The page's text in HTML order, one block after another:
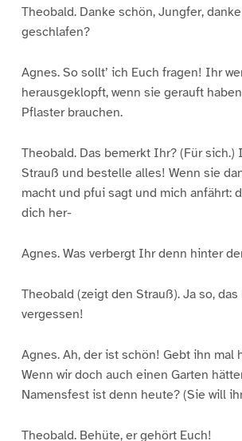
Theobald. Danke schön, Jungfer,
geschlafen?
Agnes. So sollt’ ich Euch fragen! Ihr
herausgeklopft, wenn sie gerauft
Pflaster brauchen.
Theobald. Das bemerkt Ihr? (Für sich.)
Strauß und bestelle alles! Wenn sie
macht und pfui sagt und mich anfährt:
dich her-
Agnes. Was verbergt Ihr denn hinter
Theobald (zeigt den Strauß). Ja so, das
vergessen!
Agnes. Ah, der ist schön! Gebt ihn mal
Wenn wir doch auch einen Garten
Namensfest ist denn heute? (Sie will
Theobald. Behüte, er gehört Euch!